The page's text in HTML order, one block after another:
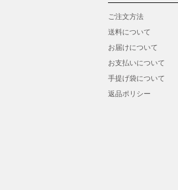
ご注文方法
送料について
お届けについて
お支払いについて
手提げ袋について
返品ポリシー